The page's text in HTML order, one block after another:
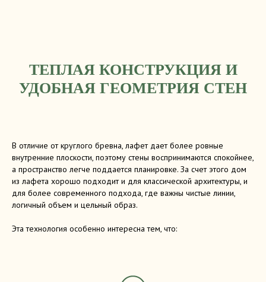
ТЕПЛАЯ КОНСТРУКЦИЯ И
УДОБНАЯ ГЕОМЕТРИЯ СТЕН
В отличие от круглого бревна, лафет дает более ровные
внутренние плоскости, поэтому стены воспринимаются спокойнее,
а пространство легче поддается планировке. За счет этого дом
из лафета хорошо подходит и для классической архитектуры, и
для более современного подхода, где важны чистые линии,
логичный объем и цельный образ.
Эта технология особенно интересна тем, что: